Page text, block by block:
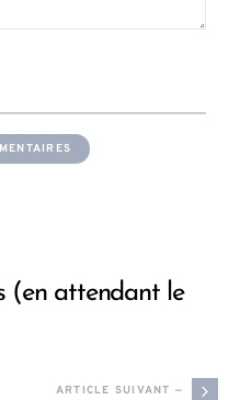
(en attendant le
ARTICLE SUIVANT —